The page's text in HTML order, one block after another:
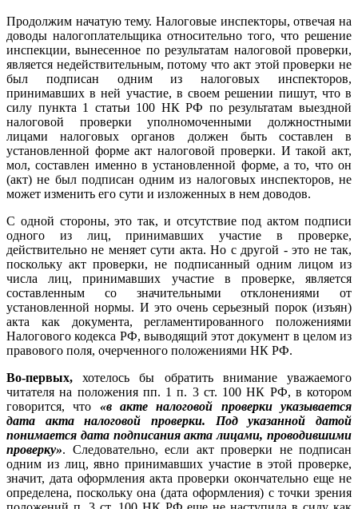
Продолжим начатую тему. Налоговые инспекторы, отвечая на
доводы налогоплательщика относительно того, что решение
инспекции, вынесенное по результатам налоговой проверки,
является недействительным, потому что акт этой проверки не
был подписан одним из налоговых инспекторов,
принимавших в ней участие, в своем решении пишут, что в
силу пункта 1 статьи 100 НК РФ по результатам выездной
налоговой проверки уполномоченными должностными
лицами налоговых органов должен быть составлен в
установленной форме акт налоговой проверки. И такой акт,
мол, составлен именно в установленной форме, а то, что он
(акт) не был подписан одним из налоговых инспекторов, не
может изменить его сути и изложенных в нем доводов.
С одной стороны, это так, и отсутствие под актом подписи
одного из лиц, принимавших участие в проверке,
действительно не меняет сути акта. Но с другой - это не так,
поскольку акт проверки, не подписанный одним лицом из
числа лиц, принимавших участие в проверке, является
составленным со значительными отклонениями от
установленной нормы. И это очень серьезный порок (изъян)
акта как документа, регламентированного положениями
Налогового кодекса РФ, выводящий этот документ в целом из
правового поля, очерченного положениями НК РФ.
Во-первых, хотелось бы обратить внимание уважаемого
читателя на положения пп. 1 п. 3 ст. 100 НК РФ, в котором
говорится, что «в акте налоговой проверки указывается
дата акта налоговой проверки. Под указанной датой
понимается дата подписания акта лицами, проводившими
проверку». Следовательно, если акт проверки не подписан
одним из лиц, явно принимавших участие в этой проверке,
значит, дата оформления акта проверки окончательно еще не
определена, поскольку она (дата оформления) с точки зрения